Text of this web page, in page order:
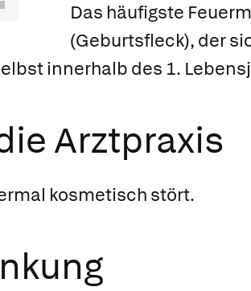
Das häufigste
(Geburtsfleck), der
innerhalb des 1.
Arztpraxis
kosmetisch stört.